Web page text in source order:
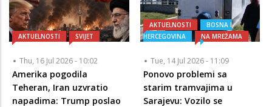
AKTUELNOSTI SVIJET
Thu, 16 Jul 2026 - 10:02
Amerika pogodila
Teheran, Iran uzvratio
napadima: Trump poslao
AKTUELNOSTI
BOSNA I
HERCEGOVINA
NA MREŽAMA
Tue, 14 Jul 2026 - 11:09
Ponovo problemi sa
starim tramvajima u
Sarajevu: Vozilo se